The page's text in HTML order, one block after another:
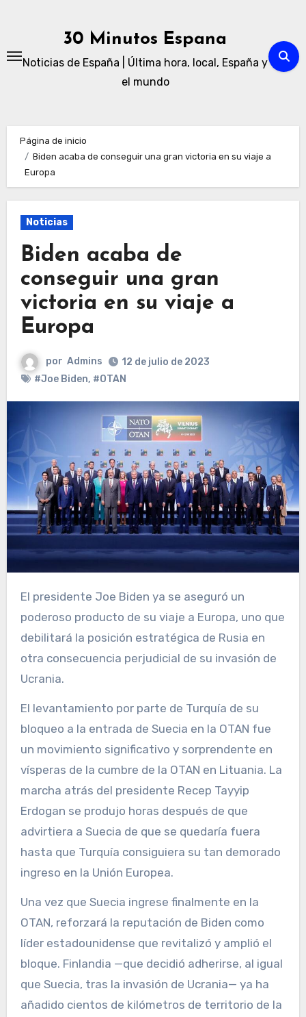
30 Minutos Espana
Noticias de España | Última hora, local, España y
el mundo
Página de inicio
Biden acaba de conseguir una gran victoria en su viaje a
Europa
Noticias
Biden acaba de
conseguir una gran
victoria en su viaje a
Europa
por Admins
12 de julio de 2023
#Joe Biden, #OTAN
El presidente Joe Biden ya se aseguró un
poderoso producto de su viaje a Europa, uno que
debilitará la posición estratégica de Rusia en
otra consecuencia perjudicial de su invasión de
Ucrania.
El levantamiento por parte de Turquía de su
bloqueo a la entrada de Suecia en la OTAN fue
un movimiento significativo y sorprendente en
vísperas de la cumbre de la OTAN en Lituania. La
marcha atrás del presidente Recep Tayyip
Erdogan se produjo horas después de que
advirtiera a Suecia de que se quedaría fuera
hasta que Turquía consiguiera su tan demorado
ingreso en la Unión Europea.
Una vez que Suecia ingrese finalmente en la
OTAN, reforzará la reputación de Biden como
líder estadounidense que revitalizó y amplió el
bloque. Finlandia —que decidió adherirse, al igual
que Suecia, tras la invasión de Ucrania— ya ha
añadido cientos de kilómetros de territorio de la